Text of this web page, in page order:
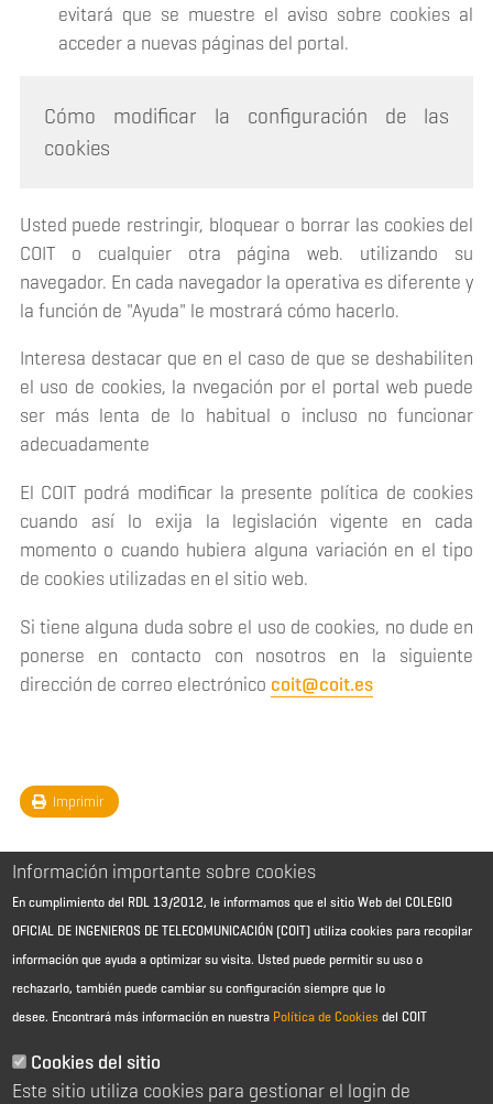
evitará que se muestre el aviso sobre cookies al
acceder a nuevas páginas del portal.
Cómo modificar la configuración de las
cookies
Usted puede restringir, bloquear o borrar las cookies del
COIT o cualquier otra página web. utilizando su
navegador. En cada navegador la operativa es diferente y
la función de "Ayuda" le mostrará cómo hacerlo.
Interesa destacar que en el caso de que se deshabiliten
el uso de cookies, la nvegación por el portal web puede
ser más lenta de lo habitual o incluso no funcionar
adecuadamente
El COIT podrá modificar la presente política de cookies
cuando así lo exija la legislación vigente en cada
momento o cuando hubiera alguna variación en el tipo
de cookies utilizadas en el sitio web.
Si tiene alguna duda sobre el uso de cookies, no dude en
ponerse en contacto con nosotros en la siguiente
dirección de correo electrónico coit@coit.es
Imprimir
Aviso Legal - Información general
Política de cookies
Política de reembolso
Información importante sobre cookies
En cumplimiento del RDL 13/2012, le informamos que el sitio Web del COLEGIO
OFICIAL DE INGENIEROS DE TELECOMUNICACIÓN (COIT) utiliza cookies para recopilar
información que ayuda a optimizar su visita. Usted puede permitir su uso o
rechazarlo, también puede cambiar su configuración siempre que lo
desee. Encontrará más información en nuestra Política de Cookies del COIT
Cookies del sitio
Este sitio utiliza cookies para gestionar el login de